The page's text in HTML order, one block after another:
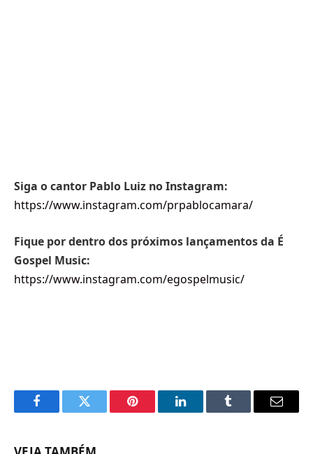
Siga o cantor Pablo Luiz no Instagram:
https://www.instagram.com/prpablocamara/
Fique por dentro dos próximos lançamentos da É
Gospel Music:
https://www.instagram.com/egospelmusic/
FacebookTwitter Pinterest LinkedInTumblr Email